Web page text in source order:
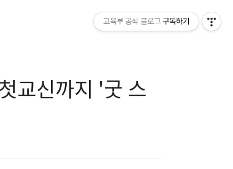
교신까지 '굿 스
교육부 공식 블로그 구독하기